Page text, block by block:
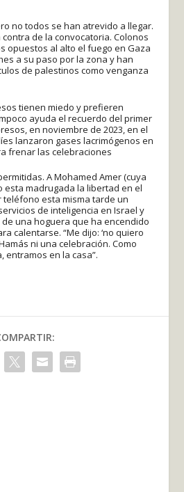
no todos se han atrevido a llegar.
de la convocatoria. Colonos
opuestos al alto el fuego en Gaza
a su paso por la zona y han
de palestinos como venganza
tienen miedo y prefieren
ayuda el recuerdo del primer
en noviembre de 2023, en el
lanzaron gases lacrimógenos en
frenar las celebraciones
A Mohamed Amer (cuya
esta madrugada la libertad en el
teléfono esta misma tarde un
de inteligencia en Israel y
una hoguera que ha encendido
calentarse. “Me dijo: ‘no quiero
ni una celebración. Como
entramos en la casa”.